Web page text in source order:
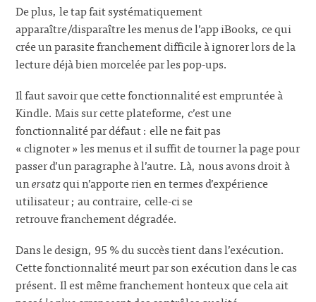
De plus, le tap fait systématiquement
apparaître/disparaître les menus de l’app iBooks, ce qui
crée un parasite franchement difficile à ignorer lors de la
lecture déjà bien morcelée par les pop-ups.
Il faut savoir que cette fonctionnalité est empruntée à
Kindle. Mais sur cette plateforme, c’est une
fonctionnalité par défaut : elle ne fait pas
« clignoter » les menus et il suffit de tourner la page pour
passer d’un paragraphe à l’autre. Là, nous avons droit à
unersatzqui n’apporte rien en termes d’expérience
utilisateur ; au contraire, celle-ci se
retrouve franchement dégradée.
Dans le design, 95 % du succès tient dans l’exécution.
Cette fonctionnalité meurt par son exécution dans le cas
présent. Il est même franchement honteux que cela ait